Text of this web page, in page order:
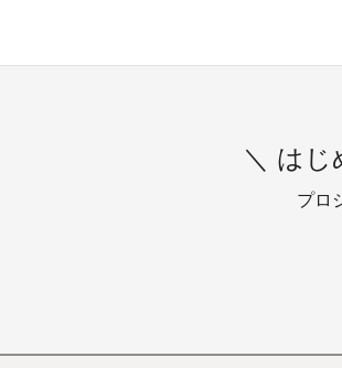
＼ はじ
プロ